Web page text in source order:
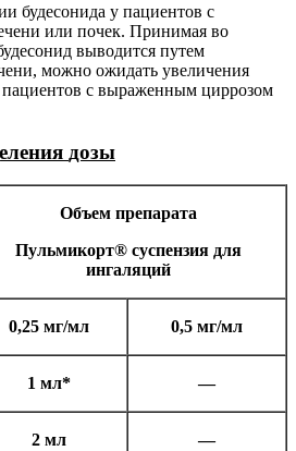
будесонида у пациентов с
или почек. Принимая во
выводится путем
можно ожидать увеличения
пациентов с выраженным циррозом
дозы
Объем препарата
Пульмикорт® суспензия для
ингаляций
0,25мг/мл 0,5 мг/мл
1 мл* —
2 мл —